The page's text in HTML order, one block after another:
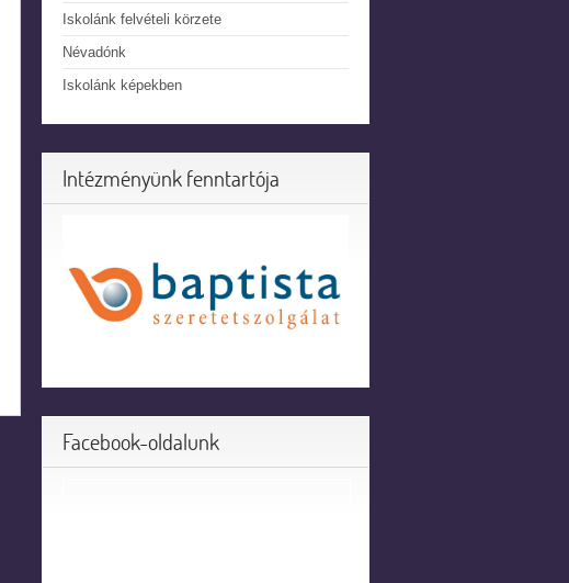
Iskolánk felvételi körzete
Névadónk
Iskolánk képekben
Intézményünk fenntartója
Facebook-oldalunk